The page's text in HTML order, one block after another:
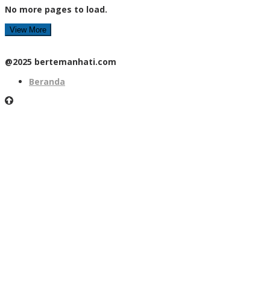
No more pages to load.
View More
@2025 bertemanhati.com
Beranda